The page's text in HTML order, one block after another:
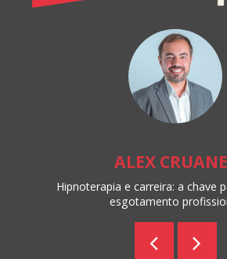
ALEX
Hipnoterapia e carreira: a chave
esgotamento